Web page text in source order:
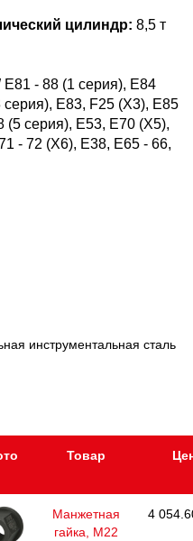
цилиндр: 8,5 т
E81 - 88 (1 серия), E84
E83, F25 (X3), E85
(5 серия), E53, E70 (X5),
- 72 (X6), E38, E65 - 66,
инструментальная сталь
Товар
Манжетная
гайка, М22
4